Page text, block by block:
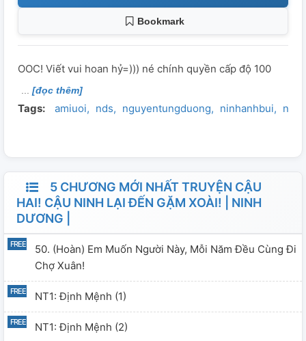
Bookmark
OOC! Viết vui hoan hỷ=))) né chính quyền cấp độ 100
[đọc thêm]
Tags: amiuoi nds nguyentungduong ninhanhbui
5 CHƯƠNG MỚI NHẤT TRUYỆN CẬU
HAI! CẬU NINH LẠI ĐẾN GẶM XOÀI! | NINH
DƯƠNG |
50. (Hoàn) Em Muốn Người Này, Mỗi Năm Đều Cùng Đi
Chợ Xuân!
NT1: Định Mệnh (1)
NT1: Định Mệnh (2)